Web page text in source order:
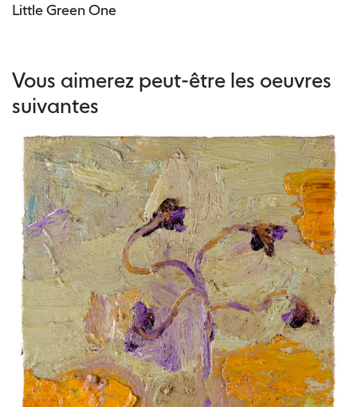
Little Green One
Vous aimerez peut-être les oeuvres
suivantes